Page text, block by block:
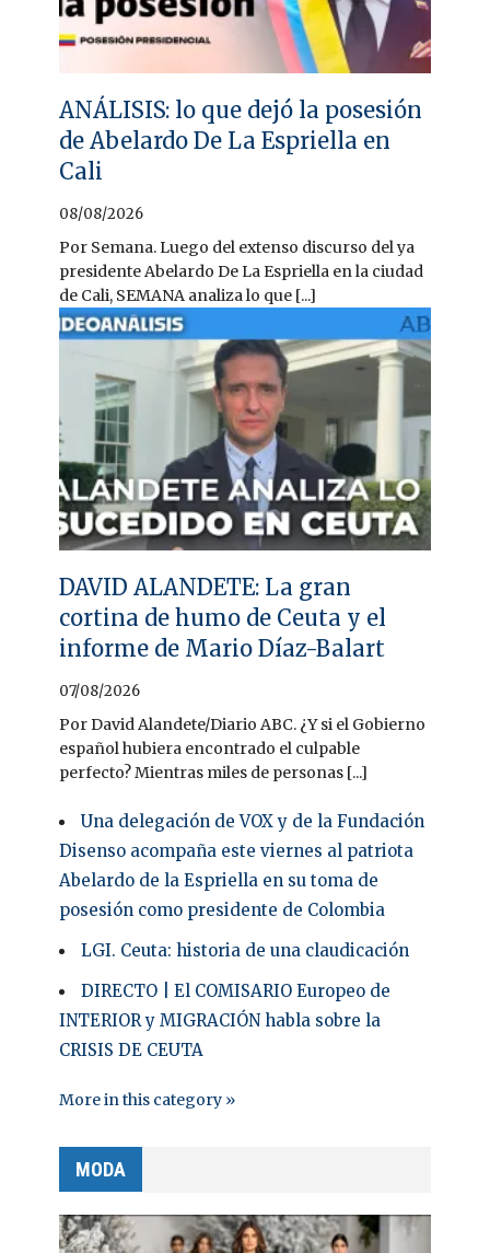
ANÁLISIS: lo que dejó la posesión
de Abelardo De La Espriella en
Cali
08/08/2026
Por Semana. Luego del extenso discurso del ya
presidente Abelardo De La Espriella en la ciudad
de Cali, SEMANA analiza lo que [...]
DAVID ALANDETE: La gran
cortina de humo de Ceuta y el
informe de Mario Díaz-Balart
07/08/2026
Por David Alandete/Diario ABC. ¿Y si el Gobierno
español hubiera encontrado el culpable
perfecto? Mientras miles de personas [...]
Una delegación de VOX y de la Fundación
Disenso acompaña este viernes al patriota
Abelardo de la Espriella en su toma de
posesión como presidente de Colombia
LGI. Ceuta: historia de una claudicación
DIRECTO | El COMISARIO Europeo de
INTERIOR y MIGRACIÓN habla sobre la
CRISIS DE CEUTA
More in this category »
MODA